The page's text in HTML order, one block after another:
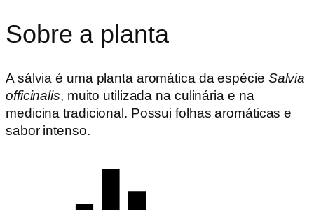
Sobre a planta
A sálvia é uma planta aromática da espécie Salvia
officinalis, muito utilizada na culinária e na
medicina tradicional. Possui folhas aromáticas e
sabor intenso.